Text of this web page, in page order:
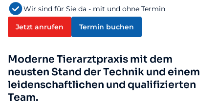
Wir sind für Sie da - mit und ohne Termin
Jetzt anrufen Termin buchen
Moderne Tierarztpraxis mit dem
neusten Stand der Technik und einem
leidenschaftlichen und qualifizierten
Team.